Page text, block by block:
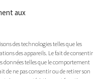
aux
des technologies telles que les
des appareils. Le fait de consentir
données telles que le comportement
de ne pas consentir ou de retirer son
24et7j/7